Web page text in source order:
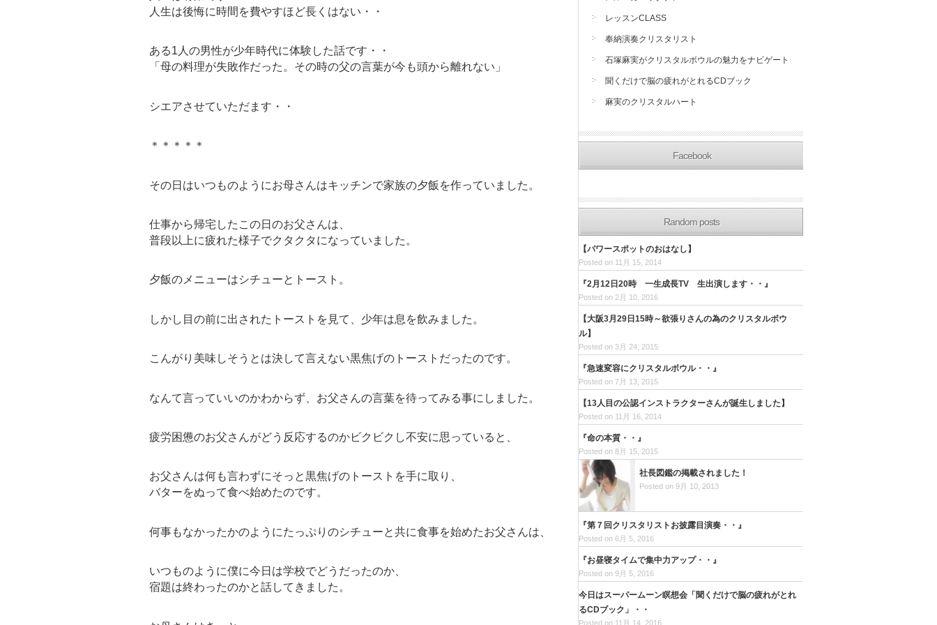
人生は後悔に時間を費やすほど長くはない・・
ある1人の男性が少年時代に体験した話です・・
「母の料理が失敗作だった。その時の父の言葉が今も頭から離れない」
シエアさせていただます・・
＊＊＊＊＊
その日はいつものようにお母さんはキッチンで家族の夕飯を作っていました。
仕事から帰宅したこの日のお父さんは、
普段以上に疲れた様子でクタクタになっていました。
夕飯のメニューはシチューとトースト。
しかし目の前に出されたトーストを見て、少年は息を飲みました。
こんがり美味しそうとは決して言えない黒焦げのトーストだったのです。
なんて言っていいのかわからず、お父さんの言葉を待ってみる事にしました。
疲労困憊のお父さんがどう反応するのかビクビクし不安に思っていると、
お父さんは何も言わずにそっと黒焦げのトーストを手に取り、
バターをぬって食べ始めたのです。
何事もなかったかのようにたっぷりのシチューと共に食事を始めたお父さんは、
いつものように僕に今日は学校でどうだったのか、
宿題は終わったのかと話してきました。
レッスンCLASS
奉納演奏クリスタリスト
石塚麻実がクリスタルボウルの魅力をナビゲート
聞くだけで脳の疲れがとれるCDブック
麻実のクリスタルハート
Facebook
Random posts
【パワースポットのおはなし】
Posted on 11月 15, 2014
『2月12日20時 一生成長TV 生出演します・・』
Posted on 2月 10, 2016
【大阪3月29日15時～欲張りさんの為のクリスタルボウ
ル】
Posted on 3月 24, 2015
『急速変容にクリスタルボウル・・』
Posted on 7月 13, 2015
【13人目の公認インストラクターさんが誕生しました】
Posted on 11月 16, 2014
『命の本質・・』
Posted on 8月 15, 2015
社長図鑑の掲載されました！
Posted on 9月 10, 2013
『第７回クリスタリストお披露目演奏・・』
Posted on 6月 5, 2016
『お昼寝タイムで集中力アップ・・』
Posted on 9月 5, 2016
今日はスーパームーン瞑想会「聞くだけで脳の疲れがとれ
るCDブック」・・
Posted on 11月 14, 2016